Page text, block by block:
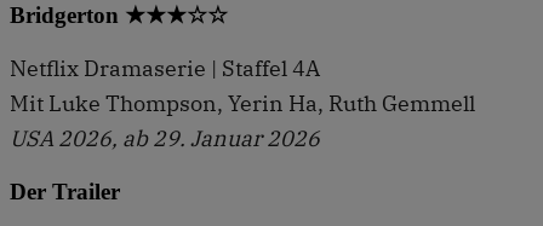
Bridgerton ★★★☆☆
Netflix Dramaserie | Staffel 4A
Mit Luke Thompson, Yerin Ha, Ruth Gemmell
USA 2026, ab 29. Januar 2026
Der Trailer